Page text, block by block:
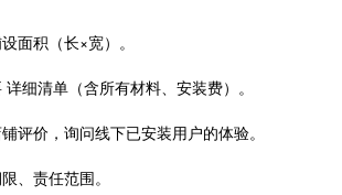
面积（长×宽）。
细清单（含所有材料、安装费）。
评价，询问线下已安装用户的体验。
、责任范围。